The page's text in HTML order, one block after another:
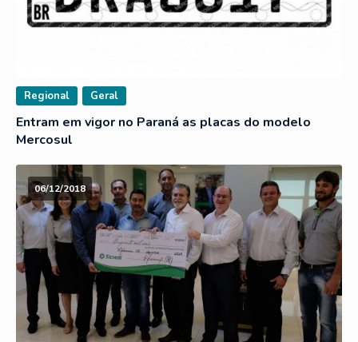
Regional Geral
Entram em vigor no Paraná as placas do modelo
Mercosul
06/12/2018